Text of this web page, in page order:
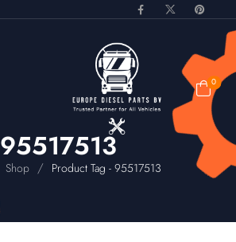
0
95517513
Shop / Product Tag - 95517513